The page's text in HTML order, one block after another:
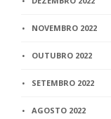
NOVEMBRO 2022
OUTUBRO 2022
SETEMBRO 2022
AGOSTO 2022